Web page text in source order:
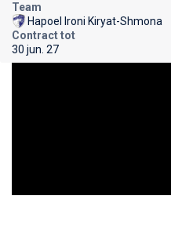
Team
Hapoel Ironi Kiryat-Shmona
Contract tot
30 jun. 27